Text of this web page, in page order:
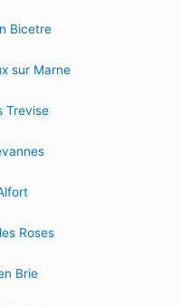
Bicetre
sur Marne
Trevise
Roses
Brie